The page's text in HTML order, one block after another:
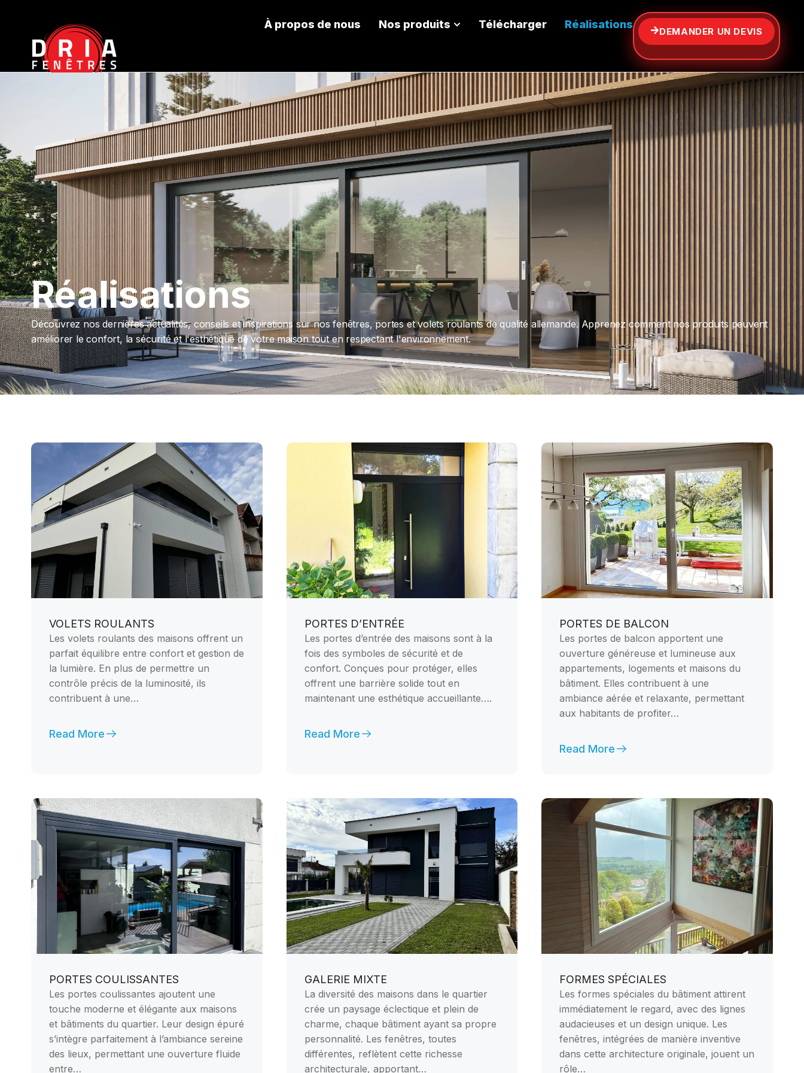
À propos de nous Nos produits Télécharger Réalisations
DEMANDER UN DEVIS
Réalisations
Découvrez nos dernières actualités, conseils et inspirations sur nos fenêtres, portes et volets roulants de qualité allemande. Apprenez comment nos produits peuvent
améliorer le confort, la sécurité et l'esthétique de votre maison tout en respectant l'environnement.
VOLETS ROULANTS
Les volets roulants des maisons offrent un
parfait équilibre entre confort et gestion de
la lumière. En plus de permettre un
contrôle précis de la luminosité, ils
contribuent à une…
Read More
PORTES D’ENTRÉE
Les portes d’entrée des maisons sont à la
fois des symboles de sécurité et de
confort. Conçues pour protéger, elles
offrent une barrière solide tout en
maintenant une esthétique accueillante….
Read More
PORTES DE BALCON
Les portes de balcon apportent une
ouverture généreuse et lumineuse aux
appartements, logements et maisons du
bâtiment. Elles contribuent à une
ambiance aérée et relaxante, permettant
aux habitants de profiter…
Read More
PORTES COULISSANTES
Les portes coulissantes ajoutent une
touche moderne et élégante aux maisons
et bâtiments du quartier. Leur design épuré
s’intègre parfaitement à l’ambiance sereine
des lieux, permettant une ouverture fluide
entre…
GALERIE MIXTE
La diversité des maisons dans le quartier
crée un paysage éclectique et plein de
charme, chaque bâtiment ayant sa propre
personnalité. Les fenêtres, toutes
différentes, reflètent cette richesse
architecturale, apportant…
FORMES SPÉCIALES
Les formes spéciales du bâtiment attirent
immédiatement le regard, avec des lignes
audacieuses et un design unique. Les
fenêtres, intégrées de manière inventive
dans cette architecture originale, jouent un
rôle…